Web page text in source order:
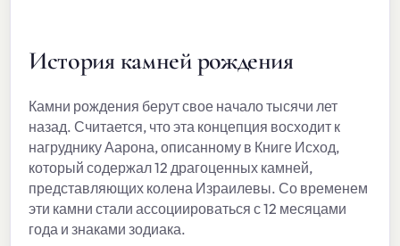
История камней рождения
Камни рождения берут свое начало тысячи лет
назад. Считается, что эта концепция восходит к
нагруднику Аарона, описанному в Книге Исход,
который содержал 12 драгоценных камней,
представляющих колена Израилевы. Со временем
эти камни стали ассоциироваться с 12 месяцами
года и знаками зодиака.